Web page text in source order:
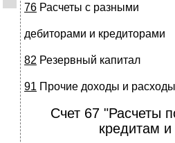
76 Расчеты с разными
дебиторами и кредиторами
82 Резервный капитал
91 Прочие доходы и расходы
Счет 67 "Расчеты
кредитам